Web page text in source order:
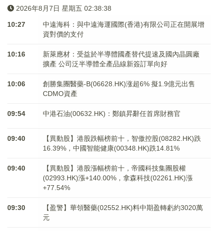
2026年8月7日 星期五 02:38:38
10:27
中遠海科：與中遠海運國際(香港)有限公司正在開展增
資對價的支付
10:16
新萊應材：受益於半導體國產替代提速及國內晶圓廠
擴產 公司泛半導體全產品線新簽訂單向好
10:06
創勝集團醫藥-B(06628.HK)涨超6% 擬1.9億元出售
CDMO資產
09:54 中港石油(00632.HK)：鄭鎮昇辭任首席財務官
09:40
【異動股】港股跌幅榜前十，智傲控股(08282.HK)跌
16.39%，中國智能健康(00348.HK)跌14.81%
09:40
【異動股】港股漲幅榜前十，帝國科技集團股權
(02993.HK)漲+140.00%，拿森科技(02261.HK)漲
+77.54%
09:30
【盈警】華領醫藥(02552.HK)料中期盈轉虧約3020萬
元